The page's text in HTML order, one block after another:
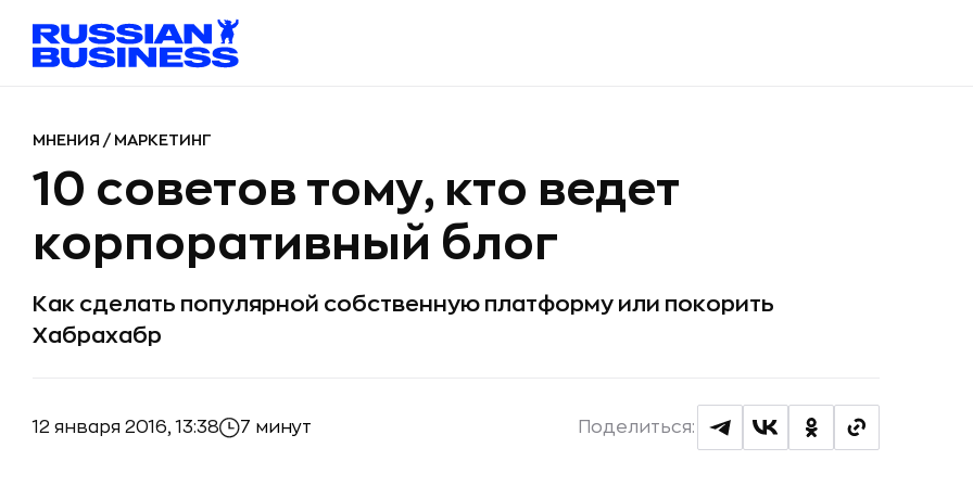
МНЕНИЯ / МАРКЕТИНГ
10 советов тому, кто ведет
корпоративный блог
Как сделать популярной собственную платформу или покорить
Хабрахабр
12 января 2016, 13:38 7 минут Поделиться: